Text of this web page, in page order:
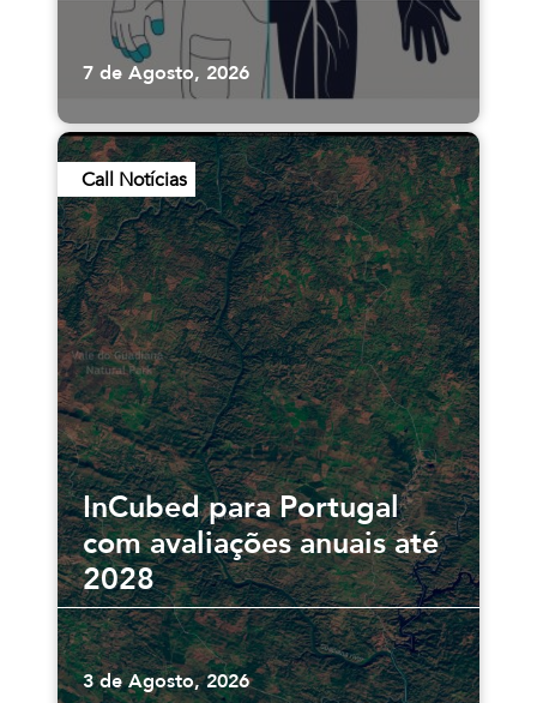
7 de Agosto, 2026
Call Notícias
InCubed para Portugal
com avaliações anuais até
2028
3 de Agosto, 2026